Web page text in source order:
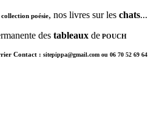
poésie, nos livres sur les chats...
des tableaux de POUCH
Contact : sitepippa@gmail.com ou 06 70 52 69 64